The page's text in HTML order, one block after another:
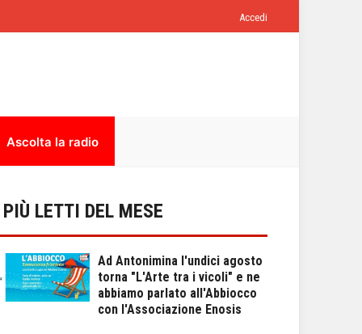
Accedi
Ascolta la radio
LETTI DEL MESE
Ad Antonimina l'undici agosto
torna "L'Arte tra i vicoli" e ne
abbiamo parlato all'Abbiocco
con l'Associazione Enosis